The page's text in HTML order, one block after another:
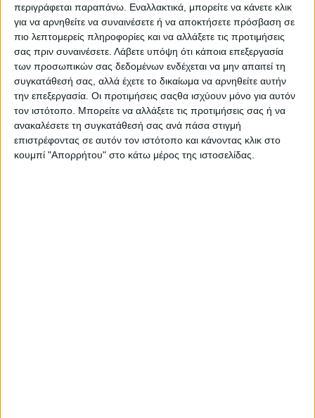
περιγράφεται παραπάνω. Εναλλακτικά, μπορείτε να κάνετε κλικ
για να αρνηθείτε να συναινέσετε ή να αποκτήσετε πρόσβαση σε
πιο λεπτομερείς πληροφορίες και να αλλάξετε τις προτιμήσεις
σας πριν συναινέσετε. Λάβετε υπόψη ότι κάποια επεξεργασία
των προσωπικών σας δεδομένων ενδέχεται να μην απαιτεί τη
συγκατάθεσή σας, αλλά έχετε το δικαίωμα να αρνηθείτε αυτήν
την επεξεργασία. Οι προτιμήσεις σαςθα ισχύουν μόνο για αυτόν
τον ιστότοπο. Μπορείτε να αλλάξετε τις προτιμήσεις σας ή να
ανακαλέσετε τη συγκατάθεσή σας ανά πάσα στιγμή
επιστρέφοντας σε αυτόν τον ιστότοπο και κάνοντας κλικ στο
κουμπί "Απορρήτου" στο κάτω μέρος της ιστοσελίδας.
AUTHOR
Σταμάτης Κ. Ρουσόδημος
Ο Σταμάτης Κ. Ρουσόδημος είναι Ιδιοκτήτης και
Νόμιμος Εκπρόσωπος της Ιστοσελίδας Psaxna.gr. Είναι
μέλος της Ένωσης Δημοσιογράφων Περιοδικού και